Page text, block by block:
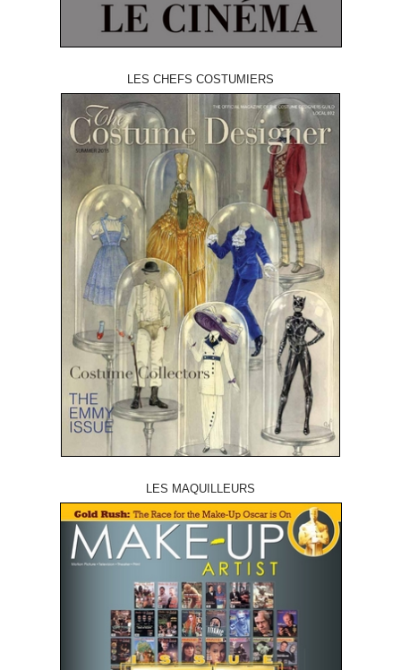
LES CHEFS COSTUMIERS
LES MAQUILLEURS